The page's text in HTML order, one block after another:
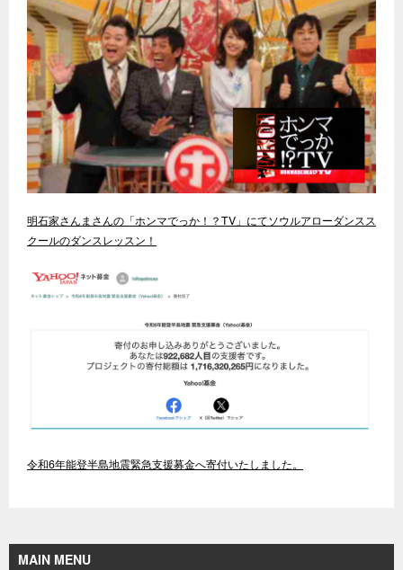
明石家さんまさんの「ホンマでっか！？TV」にてソウルアローダンスス
クールのダンスレッスン！
令和6年能登半島地震緊急支援募金へ寄付いたしました。
MAIN MENU